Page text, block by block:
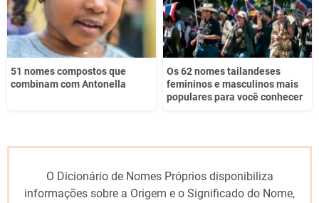
51 nomes compostos que
combinam com Antonella
Os 62 nomes tailandeses
femininos e masculinos mais
populares para você conhecer
O Dicionário de Nomes Próprios disponibiliza
informações sobre a Origem e o Significado do Nome,